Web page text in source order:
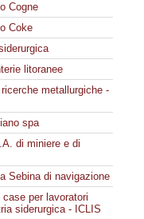
Cogne
Coke
litoranee
metallurgiche -
spa
di miniere e di
Sebina di navigazione
case per lavoratori
siderurgica - ICLIS